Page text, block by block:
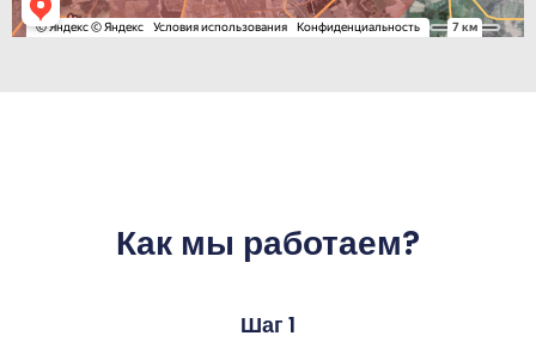
Как мы работаем?
Шаг 1